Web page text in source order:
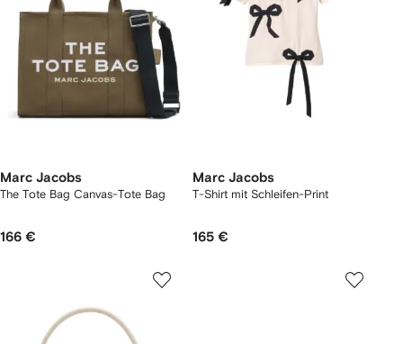
Marc Jacobs
The Tote Bag Canvas-Tote Bag
166 €
Marc Jacobs
T-Shirt mit Schleifen-Print
165 €